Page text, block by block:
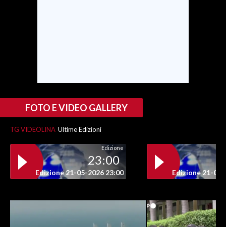
FOTO E VIDEO GALLERY
TG VIDEOLINA Ultime Edizioni
Edizione
23:00
Edizione 21-05-2026 23:00 Edizione 21-05-